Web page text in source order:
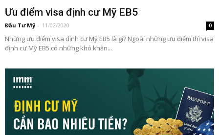
Ưu điểm visa định cư Mỹ EB5
Đầu Tư Mỹ - 11/02/2020 0
Những ưu điểm visa định cư Mỹ EB5 là gì? Ngoài những ưu điểm thì visa
định cư Mỹ EB5 có những khó khăn...